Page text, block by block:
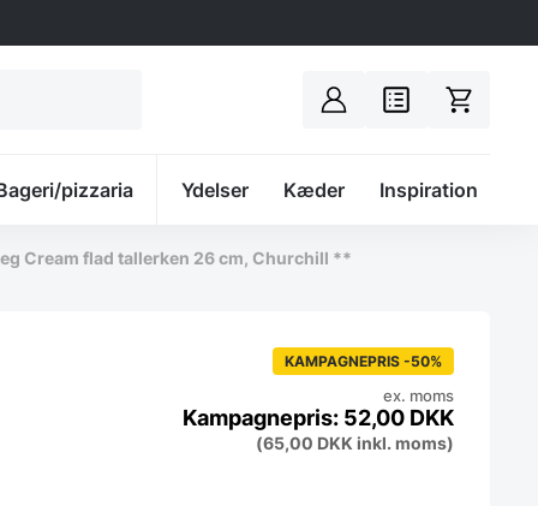
pizzaria Spacer
Ydelser Kæder Inspiration
Cream flad tallerken 26 cm, Churchill **
KAMPAGNEPRIS -50%
52,00 DKK
ex. moms
(65,00 DKK inkl. moms)